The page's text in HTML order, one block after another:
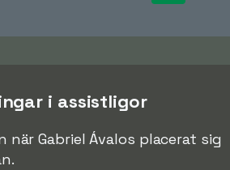
i assistligor
när Gabriel Ávalos placerat sig